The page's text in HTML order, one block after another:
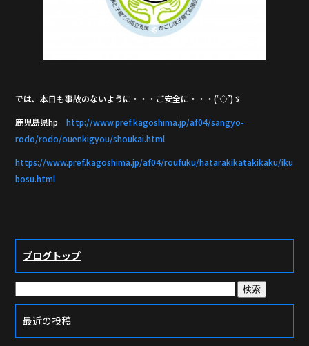
では、本日も事故のないように・・・ご安全に・・・(‘◇’)ゞ
鹿児島県hphttp://www.pref.kagoshima.jp/af04/sangyo-
rodo/rodo/ouenkigyou/shoukai.html
https://www.pref.kagoshima.jp/af04/roufuku/hatarakikatakikaku/iku
bosu.html
ブログトップ
最近の投稿